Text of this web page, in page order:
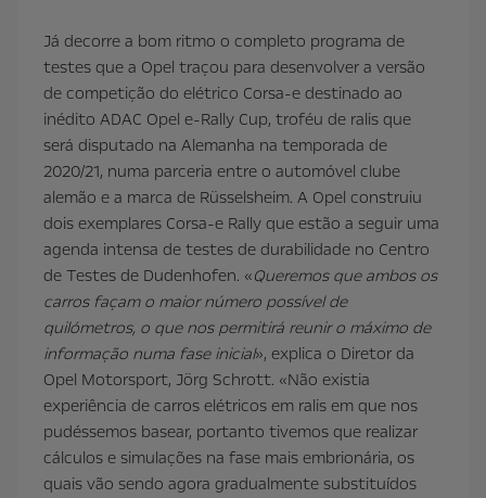
Já decorre a bom ritmo o completo programa de
testes que a Opel traçou para desenvolver a versão
de competição do elétrico Corsa-e destinado ao
inédito ADAC Opel e-Rally Cup, troféu de ralis que
será disputado na Alemanha na temporada de
2020/21, numa parceria entre o automóvel clube
alemão e a marca de Rüsselsheim. A Opel construiu
dois exemplares Corsa-e Rally que estão a seguir uma
agenda intensa de testes de durabilidade no Centro
de Testes de Dudenhofen. «Queremos que ambos os
carros façam o maior número possível de
quilómetros, o que nos permitirá reunir o máximo de
informação numa fase inicial», explica o Diretor da
Opel Motorsport, Jörg Schrott. «Não existia
experiência de carros elétricos em ralis em que nos
pudéssemos basear, portanto tivemos que realizar
cálculos e simulações na fase mais embrionária, os
quais vão sendo agora gradualmente substituídos